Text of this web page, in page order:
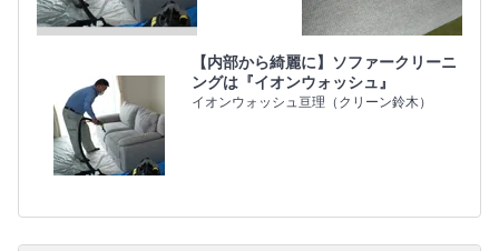
【内部から綺麗に】ソファークリーニ
ングは『イオンウォッシュ』
イオンウォッシュ亘理（クリーン鈴木）